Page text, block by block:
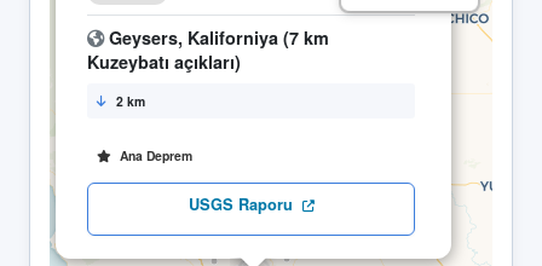
Geysers, Kaliforniya (7 km
Kuzeybatı açıkları)
2 km
Ana Deprem
USGS Raporu